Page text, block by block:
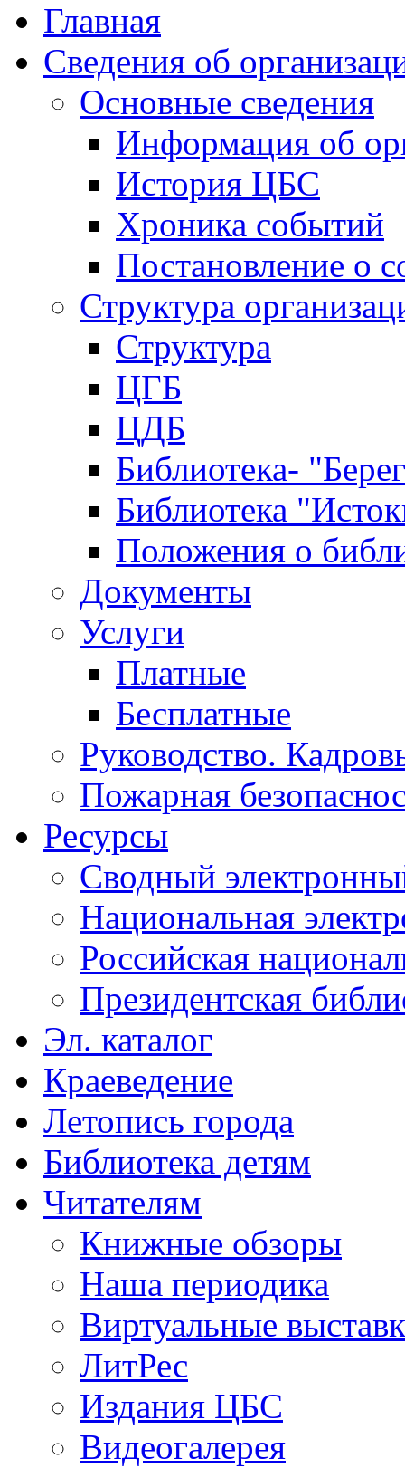
Главная
Сведения об
Основные сведения
Информация об
История ЦБС
Хроника событий
Постановление о
Структура
Структура
ЦГБ
ЦДБ
Библиотека-
Библиотека
Положения о
Документы
Услуги
Платные
Бесплатные
Руководство.
Пожарная
Ресурсы
Сводный
Национальная
Российская
Президентская
Эл. каталог
Краеведение
Летопись города
Библиотека детям
Читателям
Книжные обзоры
Наша периодика
Виртуальные
ЛитРес
Издания ЦБС
Видеогалерея